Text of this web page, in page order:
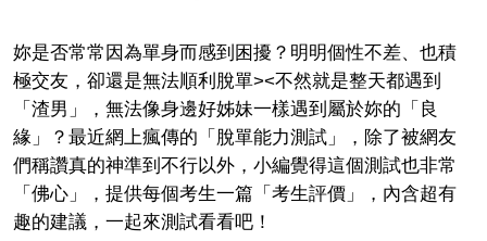
妳是否常常因為單身而感到困擾？明明個性不差、也積
極交友，卻還是無法順利脫單><不然就是整天都遇到
「渣男」，無法像身邊好姊妹一樣遇到屬於妳的「良
緣」？最近網上瘋傳的「脫單能力測試」，除了被網友
們稱讚真的神準到不行以外，小編覺得這個測試也非常
「佛心」，提供每個考生一篇「考生評價」，內含超有
趣的建議，一起來測試看看吧！